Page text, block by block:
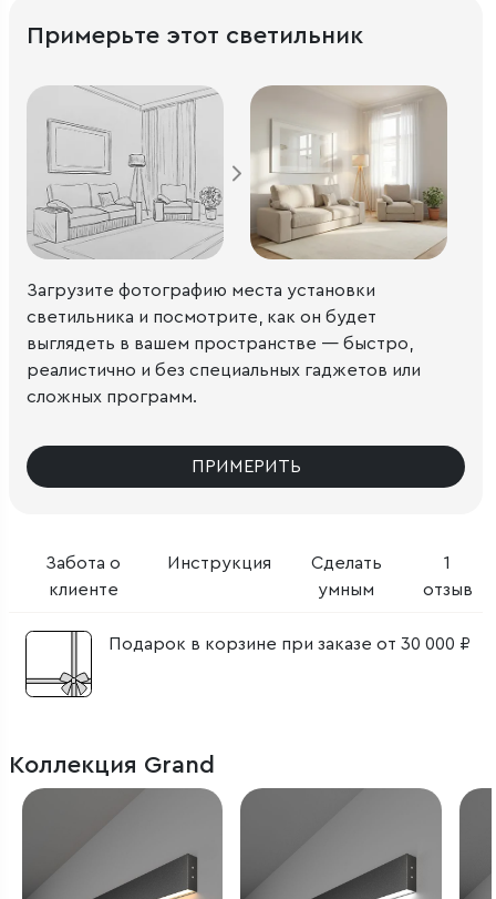
Забота о
клиенте
Инструкция
Сделать
умным
1
отзыв
Подарок в корзине при заказе от 30 000 ₽
Примерьте этот светильник
Загрузите фотографию места установки
светильника и посмотрите, как он будет
выглядеть в вашем пространстве — быстро,
реалистично и без специальных гаджетов или
сложных программ.
ПРИМЕРИТЬ
Коллекция Grand